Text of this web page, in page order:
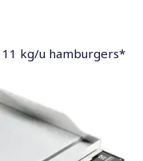
11 kg/u hamburgers*